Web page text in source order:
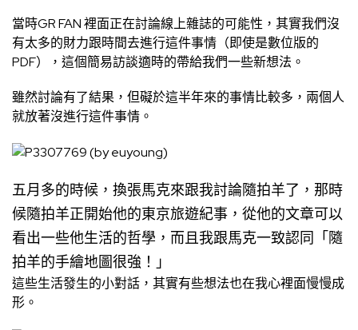
當時GR FAN 裡面正在討論線上雜誌的可能性，其實我們沒
有太多的財力跟時間去進行這件事情（即使是數位版的
PDF），這個簡易訪談適時的帶給我們一些新想法。
雖然討論有了結果，但礙於這半年來的事情比較多，兩個人
就放著沒進行這件事情。
五月多的時候，換張馬克來跟我討論隨拍羊了，那時
候隨拍羊正開始他的東京旅遊紀事，從他的文章可以
看出一些他生活的哲學，而且我跟馬克一致認同「隨
拍羊的手繪地圖很強！」
這些生活發生的小對話，其實有些想法也在我心裡面慢慢成
形。